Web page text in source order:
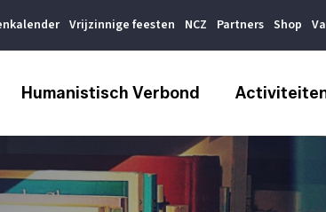
Vrijzinnige feesten NCZ Partners Shop
Humanistisch Verbond